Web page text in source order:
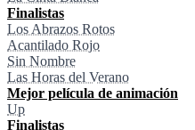
Finalistas
Los Abrazos Rotos
Acantilado Rojo
Sin Nombre
Las Horas del Verano
Mejor película de animación
Up
Finalistas